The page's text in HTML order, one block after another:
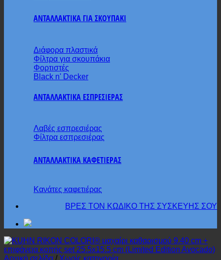
ΑΝΤΑΛΛΑΚΤΙΚΑ ΓΙΑ ΣΚΟΥΠΑΚΙ
Διάφορα πλαστικά
Φίλτρα για σκουπάκια
Φορτιστές
Black n' Decker
ΑΝΤΑΛΛΑΚΤΙΚΑ ΕΣΠΡΕΣΙΕΡΑΣ
Λαβές εσπρεσιέρας
Φίλτρα εσπρεσιέρας
ΑΝΤΑΛΛΑΚΤΙΚΑ ΚΑΦΕΤΙΕΡΑΣ
Κανάτες καφετιέρας
ΒΡΕΣ ΤΟΝ ΚΩΔΙΚΟ ΤΗΣ ΣΥΣΚΕΥΗΣ ΣΟΥ
Αρχική σελίδα / Χωρίς κατηγορία